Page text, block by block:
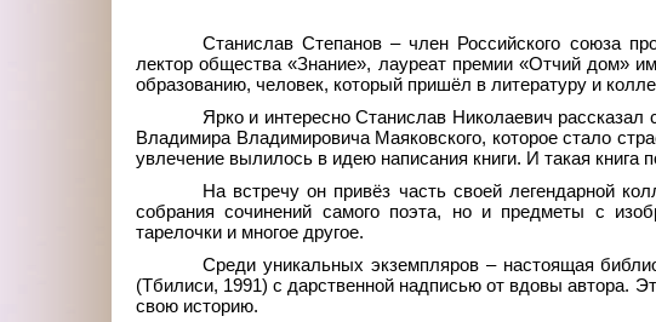
Станислав Степанов – член Российского союза
лектор общества «Знание», лауреат премии «Отчий дом»
образованию, человек, который пришёл в литературу и
Ярко и интересно Станислав Николаевич
Владимира Владимировича Маяковского, которое стало
увлечение вылилось в идею написания книги. И такая книга
На встречу он привёз часть своей легендарной
собрания сочинений самого поэта, но и предметы с
тарелочки и многое другое.
Среди уникальных экземпляров – настоящая
(Тбилиси, 1991) с дарственной надписью от вдовы автора.
свою историю.